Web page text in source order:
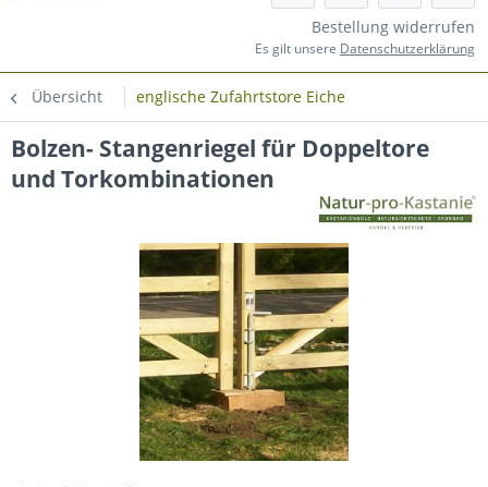
Bestellung widerrufen
Es gilt unsere Datenschutzerklärung
Übersicht englische Zufahrtstore Eiche
Bolzen- Stangenriegel für Doppeltore
und Torkombinationen